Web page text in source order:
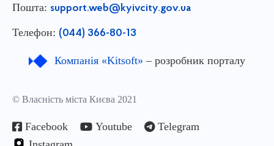
Пошта: support.web@kyivcity.gov.ua
Телефон: (044) 366-80-13
Компанія «Kitsoft» – розробник порталу
© Власність міста Києва 2021
Facebook Youtube
Telegram